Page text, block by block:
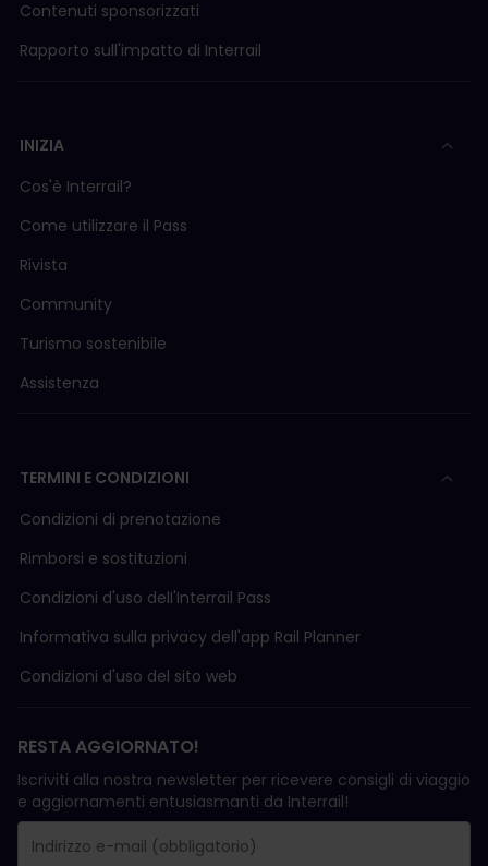
Contenuti sponsorizzati
Rapporto sull'impatto di Interrail
INIZIA
Cos'è Interrail?
Come utilizzare il Pass
Rivista
Community
Turismo sostenibile
Assistenza
TERMINI E CONDIZIONI
Condizioni di prenotazione
Rimborsi e sostituzioni
Condizioni d'uso delI'Interrail Pass
Informativa sulla privacy dell'app Rail Planner
Condizioni d'uso del sito web
RESTA AGGIORNATO!
Iscriviti alla nostra newsletter per ricevere consigli di viaggio
e aggiornamenti entusiasmanti da Interrail!